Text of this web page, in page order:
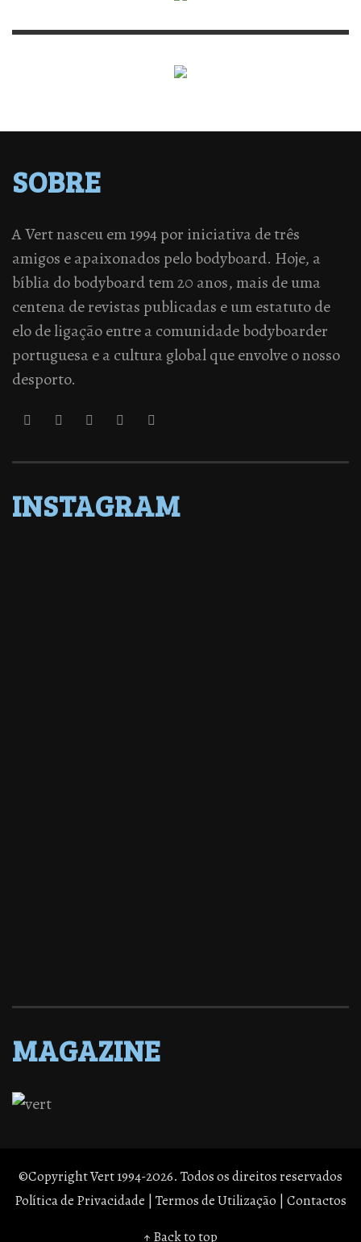
SOBRE
A Vert nasceu em 1994 por iniciativa de três
amigos e apaixonados pelo bodyboard. Hoje, a
bíblia do bodyboard tem 20 anos, mais de uma
centena de revistas publicadas e um estatuto de
elo de ligação entre a comunidade bodyboarder
portuguesa e a cultura global que envolve o nosso
desporto.
INSTAGRAM
MAGAZINE
©Copyright Vert 1994-2026. Todos os direitos reservados
Política de Privacidade | Termos de Utilização | Contactos
↑ Back to top